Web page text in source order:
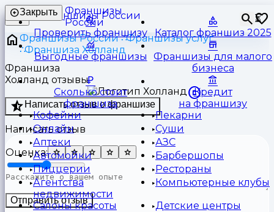
Франшизы
России
⏳
Закрыть
Проверить франшизу Каталог франшиз 2025
Выгодные франшизы
Франшизы для малого
бизнеса
Сколько стоит
франшиза
Кредит
на франшизу
Кофейни
Пекарни
Онлайн
Суши
Аптеки
АЗС
Автомойки
Барбершопы
Пиццерии
Рестораны
Агентства
недвижимости
Компьютерные клубы
Салоны красоты
Детские центры
Франшизы России
Франшизы услуг
Франшиза Холланд
Франшиза
Холланд отзывы
Написать отзыв о франшизе
Написать отзыв
Оценка:
Отправить отзыв